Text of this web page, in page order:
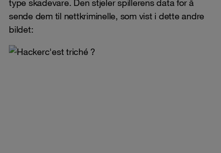
type skadevare. Den stjeler spillerens data for å
sende dem til nettkriminelle, som vist i dette andre
bildet: